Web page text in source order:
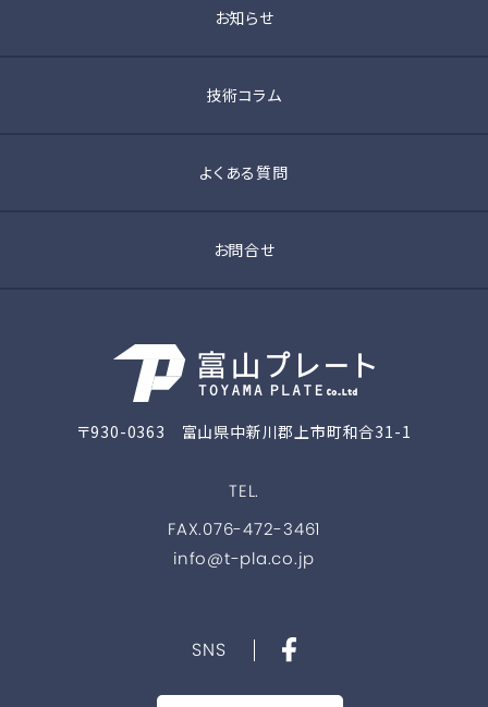
お知らせ
技術コラム
よくある質問
お問合せ
〒930-0363 富山県中新川郡上市町和合31-1
TEL.
FAX.076-472-3461
info@t-pla.co.jp
SNS